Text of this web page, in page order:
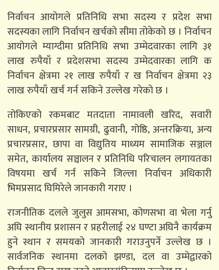
निर्वाचन आयोगले प्रतिनिधि सभा सदस्य र प्रदेश सभा
सदस्यका लागि निर्वाचन खर्चको सीमा तोकेको छ । निर्वाचन
आयोगले म्याग्दीमा प्रतिनिधि सभा उम्मेदवारका लागि ३१
लाख रुपैयाँ र प्रदेशसभा सदस्य उम्मेदवारका लागि क
निर्वाचन क्षेत्रमा २१ लाख रुपैयाँ र ख निर्वाचन क्षेत्रमा २३
लाख रुपैयाँ खर्च गर्न सकिने उल्लेख गरेको छ ।
तोकिएको रकमबाट मतदाता नामावली खरिद, सवारी
साधन, प्रचारप्रसार सामग्री, ढुवानी, गोष्ठि, अन्तरक्रिया, अन्य
प्रचारप्रसार, छापा वा विद्युतिय माध्यम सामाजिक सञ्जाल
समेत, कार्यालय सञ्चालन र प्रतिनिधि परिचालन लगायतका
विषयमा खर्च गर्न सकिने जिल्ला निर्वाचन अधिकारी
भिमप्रसाद घिमिरेले जानकारी गराए ।
राजनीतिक दलले जुलुस आमसभा, कोणसभा वा भेला गर्नु
अघि स्थानीय प्रशासन र प्रहरीलाई २४ घण्टा अघिनै कार्यक्रम
हुने स्थान र समयको जानकारी गराउनुपर्ने उल्लेख छ ।
सार्वजनिक स्थानमा दलको झण्डा, दल वा उम्मेद्वारको